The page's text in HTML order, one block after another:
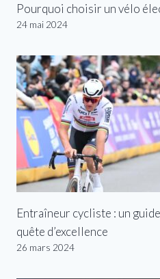
Pourquoi choisir un vélo
24 mai 2024
Entraîneur cycliste : un
quête d’excellence
26 mars 2024